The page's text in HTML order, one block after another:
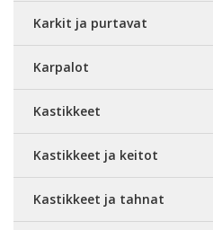
Karkit ja purtavat
Karpalot
Kastikkeet
Kastikkeet ja keitot
Kastikkeet ja tahnat